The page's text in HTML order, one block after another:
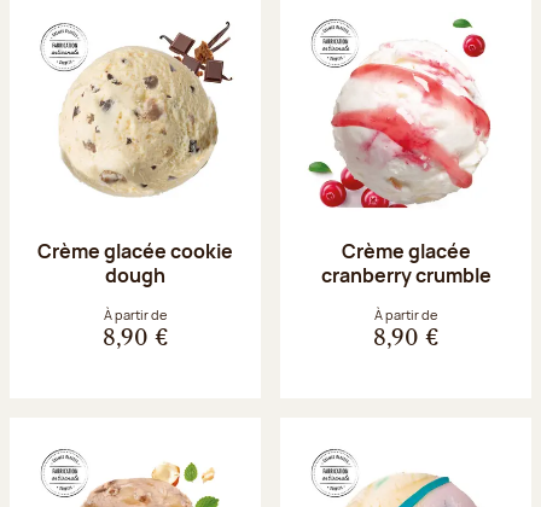
Crème glacée cookie
dough
À partir de
8,90 €
Crème glacée
cranberry crumble
À partir de
8,90 €